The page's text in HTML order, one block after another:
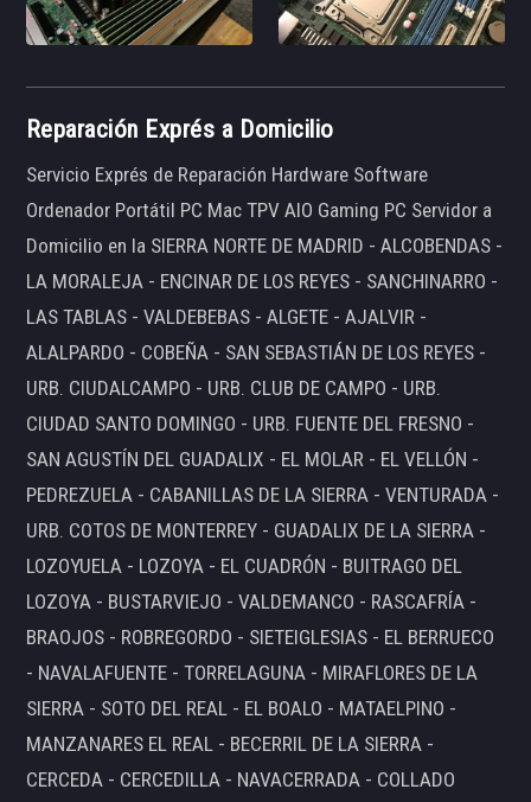
Reparación Exprés a Domicilio
Servicio Exprés de Reparación Hardware Software
Ordenador Portátil PC Mac TPV AIO Gaming PC Servidor a
Domicilio en la SIERRA NORTE DE MADRID - ALCOBENDAS -
LA MORALEJA - ENCINAR DE LOS REYES - SANCHINARRO -
LAS TABLAS - VALDEBEBAS - ALGETE - AJALVIR -
ALALPARDO - COBEÑA - SAN SEBASTIÁN DE LOS REYES -
URB. CIUDALCAMPO - URB. CLUB DE CAMPO - URB.
CIUDAD SANTO DOMINGO - URB. FUENTE DEL FRESNO -
SAN AGUSTÍN DEL GUADALIX - EL MOLAR - EL VELLÓN -
PEDREZUELA - CABANILLAS DE LA SIERRA - VENTURADA -
URB. COTOS DE MONTERREY - GUADALIX DE LA SIERRA -
LOZOYUELA - LOZOYA - EL CUADRÓN - BUITRAGO DEL
LOZOYA - BUSTARVIEJO - VALDEMANCO - RASCAFRÍA -
BRAOJOS - ROBREGORDO - SIETEIGLESIAS - EL BERRUECO
- NAVALAFUENTE - TORRELAGUNA - MIRAFLORES DE LA
SIERRA - SOTO DEL REAL - EL BOALO - MATAELPINO -
MANZANARES EL REAL - BECERRIL DE LA SIERRA -
CERCEDA - CERCEDILLA - NAVACERRADA - COLLADO